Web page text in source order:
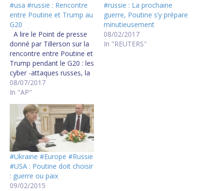
#usa #russie : Rencontre
entre Poutine et Trump au
G20
A lire le Point de presse
donné par Tillerson sur la
rencontre entre Poutine et
Trump pendant le G20 : les
cyber -attaques russes, la
Syrie et la Corée du Nord
et la Chine : Press Briefing
on the President's
Meetings at the G20 | July
7, 2017 Sur…
08/07/2017
In "AP"
#russie : La prochaine
guerre, Poutine s’y prépare
minutieusement
08/02/2017
In "REUTERS"
#Ukraine #Europe #Russie
#USA : Poutine doit choisir
: guerre ou paix
09/02/2015